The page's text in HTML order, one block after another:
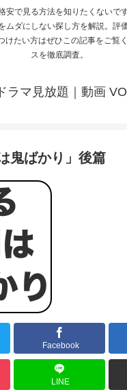
安で見る方法を知りたくないで
ムダにしない探し方を解説。評
けたい方はぜひこの記事をご覧
スを徹底調査。
ラマ見放題｜動画
鬼ばかり」後篇
Facebook
LINE